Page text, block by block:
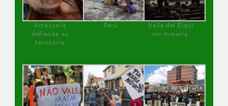
Amazonía
defiende su
territorio
Perú
Valle del Elqui
sin minería.